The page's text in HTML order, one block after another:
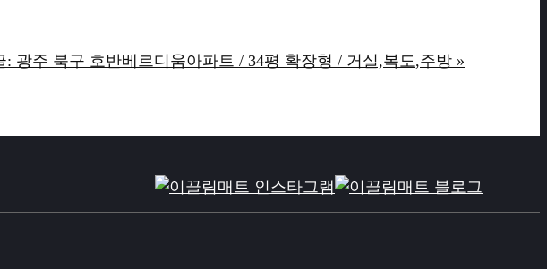
: 광주 북구 호반베르디움아파트 / 34평 확장형 / 거실,복도,주방 »